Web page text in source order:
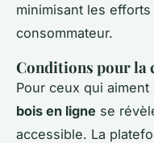
minimisant les
consommateur.
Conditions pour la
Pour ceux qui aiment
bois en ligne se
accessible. La